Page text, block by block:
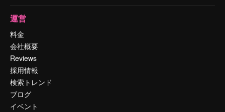
運営
料金
会社概要
Reviews
採用情報
検索トレンド
ブログ
イベント